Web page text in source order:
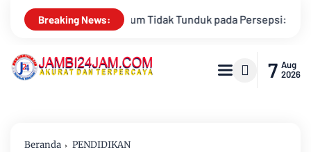
Breaking News:
pada Persepsi: Kritik Terhadap Monopoli Kebenaran oleh
7 Aug
2026
Beranda PENDIDIKAN